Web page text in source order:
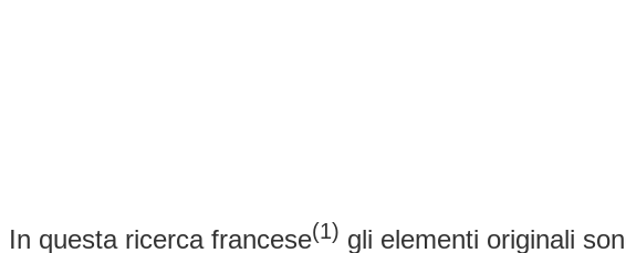
In questa ricerca francese(1) gli elementi originali